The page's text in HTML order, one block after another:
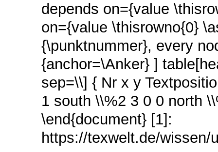
depends on={value
on={value \thisrowno{0}
{\punktnummer}, every
{anchor=\Anker} ]
sep=\\] { Nr x y
1 south \\%2 3 0 0 north
\end{document} [1]:
https://texwelt.de/wissen/